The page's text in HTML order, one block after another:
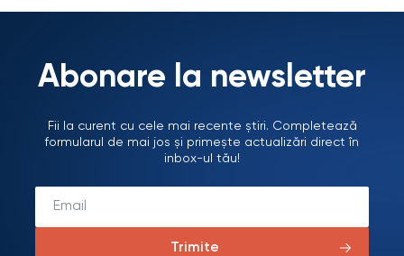
Abonare la newsletter
Fii la curent cu cele mai recente știri. Completează
formularul de mai jos și primește actualizări direct în
inbox-ul tău!
Trimite